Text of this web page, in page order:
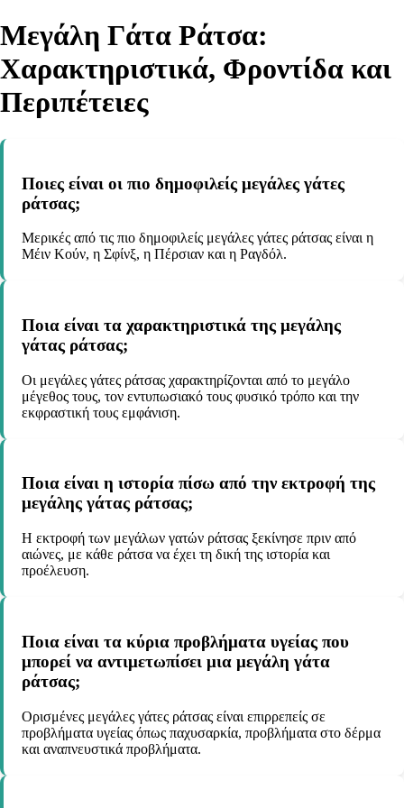
Μεγάλη Γάτα Ράτσα:
Χαρακτηριστικά, Φροντίδα και
Περιπέτειες
Ποιες είναι οι πιο δημοφιλείς μεγάλες γάτες
ράτσας;
Μερικές από τις πιο δημοφιλείς μεγάλες γάτες ράτσας είναι η
Μέιν Κούν, η Σφίνξ, η Πέρσιαν και η Ραγδόλ.
Ποια είναι τα χαρακτηριστικά της μεγάλης
γάτας ράτσας;
Οι μεγάλες γάτες ράτσας χαρακτηρίζονται από το μεγάλο
μέγεθος τους, τον εντυπωσιακό τους φυσικό τρόπο και την
εκφραστική τους εμφάνιση.
Ποια είναι η ιστορία πίσω από την εκτροφή της
μεγάλης γάτας ράτσας;
Η εκτροφή των μεγάλων γατών ράτσας ξεκίνησε πριν από
αιώνες, με κάθε ράτσα να έχει τη δική της ιστορία και
προέλευση.
Ποια είναι τα κύρια προβλήματα υγείας που
μπορεί να αντιμετωπίσει μια μεγάλη γάτα
ράτσας;
Ορισμένες μεγάλες γάτες ράτσας είναι επιρρεπείς σε
προβλήματα υγείας όπως παχυσαρκία, προβλήματα στο δέρμα
και αναπνευστικά προβλήματα.